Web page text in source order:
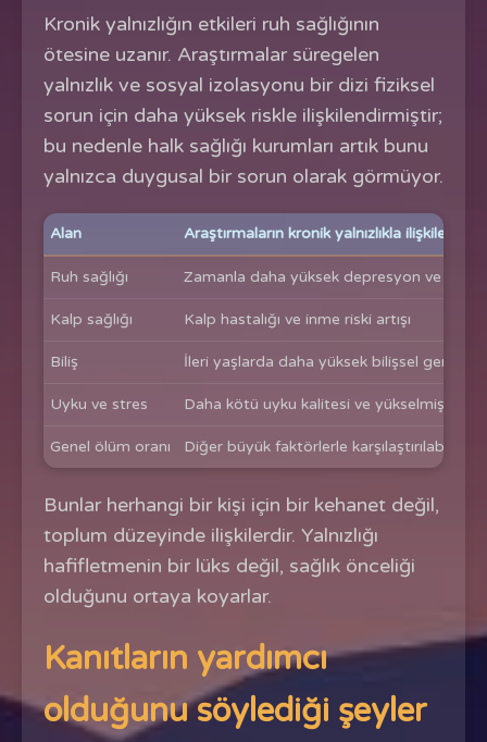
Kronik yalnızlığın etkileri ruh sağlığının
ötesine uzanır. Araştırmalar süregelen
yalnızlık ve sosyal izolasyonu bir dizi fiziksel
sorun için daha yüksek riskle ilişkilendirmiştir;
bu nedenle halk sağlığı kurumları artık bunu
yalnızca duygusal bir sorun olarak görmüyor.
Alan Araştırmaların kronik yalnızlıkla
Ruh sağlığı Zamanla daha yüksek depresyon ve kaygı
Kalp sağlığı Kalp hastalığı ve inme riski artışı
Biliş İleri yaşlarda daha yüksek bilişsel
Uyku ve stres Daha kötü uyku kalitesi ve yükselmiş
Genel ölüm oranı Diğer büyük faktörlerle karşılaştırılabilir,
Bunlar herhangi bir kişi için bir kehanet değil,
toplum düzeyinde ilişkilerdir. Yalnızlığı
hafifletmenin bir lüks değil, sağlık önceliği
olduğunu ortaya koyarlar.
Kanıtların yardımcı
olduğunu söylediği şeyler